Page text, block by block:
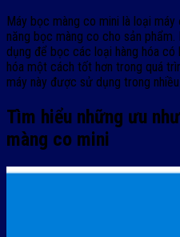
Máy bọc màng co mini là loại
năng bọc màng co cho sản
dụng để bọc các loại hàng hóa
hóa một cách tốt hơn trong quá
máy này được sử dụng trong
Tìm hiểu những ưu
màng co mini